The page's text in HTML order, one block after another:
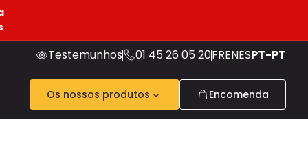
Testemunhos 01 45 26 05 20FRENESPT-PT
Os nossos produtos Encomenda